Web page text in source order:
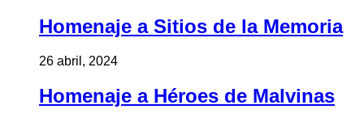
Homenaje a Sitios de la Memoria
26 abril, 2024
Homenaje a Héroes de Malvinas